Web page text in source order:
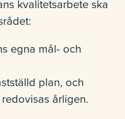
kvalitetsarbete ska
egna mål- och
plan, och
årligen.